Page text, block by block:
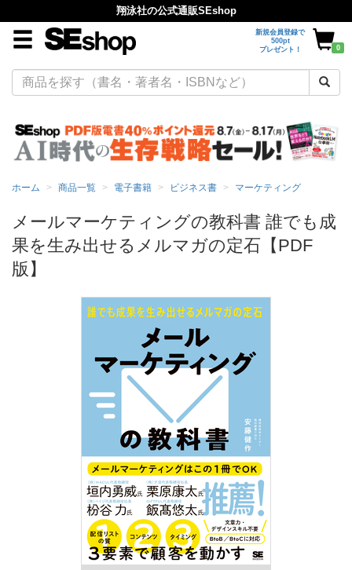
翔泳社の公式通販SEshop
新規会員登録で
500pt
プレゼント！
0
ホーム 商品一覧 電子書籍 ビジネス書 マーケティング
メールマーケティングの教科書 誰でも成
果を生み出せるメルマガの定石【PDF
版】